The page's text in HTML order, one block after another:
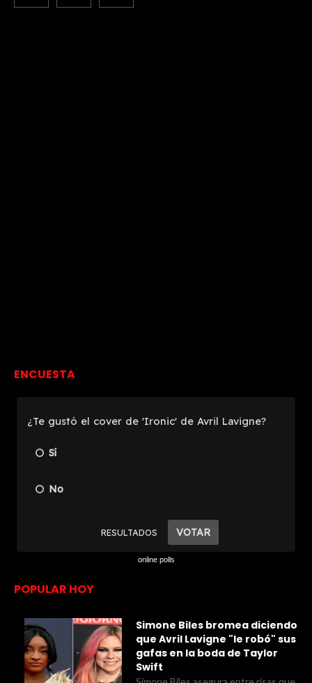
ENCUESTA
online polls
POPULAR HOY
Simone Biles bromea diciendo
que Avril Lavigne "le robó" sus
gafas en la boda de Taylor
Swift